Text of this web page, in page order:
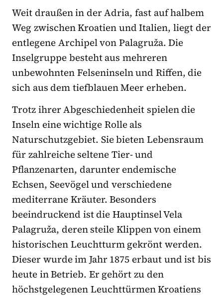
Weit draußen in der Adria, fast auf halbem
Weg zwischen Kroatien und Italien, liegt der
entlegene Archipel von Palagruža. Die
Inselgruppe besteht aus mehreren
unbewohnten Felseninseln und Riffen, die
sich aus dem tiefblauen Meer erheben.
Trotz ihrer Abgeschiedenheit spielen die
Inseln eine wichtige Rolle als
Naturschutzgebiet. Sie bieten Lebensraum
für zahlreiche seltene Tier- und
Pflanzenarten, darunter endemische
Echsen, Seevögel und verschiedene
mediterrane Kräuter. Besonders
beeindruckend ist die Hauptinsel Vela
Palagruža, deren steile Klippen von einem
historischen Leuchtturm gekrönt werden.
Dieser wurde im Jahr 1875 erbaut und ist bis
heute in Betrieb. Er gehört zu den
höchstgelegenen Leuchttürmen Kroatiens